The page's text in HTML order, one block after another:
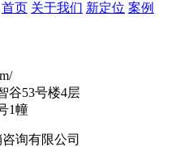
首页 关于我们 新定位 案例
谷53号楼4层
1幢
询有限公司